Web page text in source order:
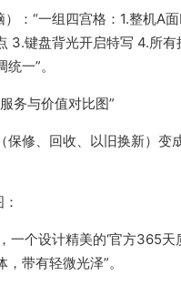
：“一组四宫格：1.整机A
3.键盘背光开启特写 4.所有
一”。
务与价值对比图”
保修、回收、以旧换新）变
一个设计精美的‘官方365天
带有轻微光泽”。